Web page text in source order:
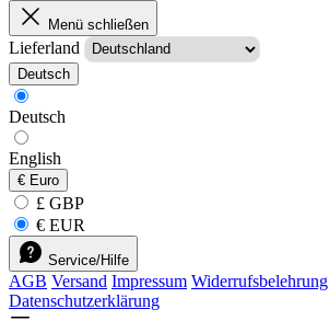
Menü schließen
Lieferland
Deutsch
Deutsch
English
€ Euro
£ GBP
€ EUR
Service/Hilfe
AGB Versand Impressum Widerrufsbelehrung
Datenschutzerklärung